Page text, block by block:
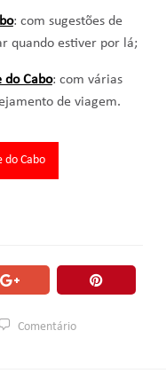
: com sugestões de
quando estiver por lá;
do Cabo: com várias
de viagem.
do Cabo
Comentário